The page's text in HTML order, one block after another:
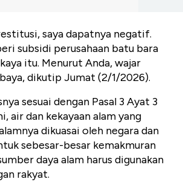
saya dapatnya negatif.
subsidi perusahaan batu bara
itu. Menurut Anda, wajar
dikutip Jumat (2/1/2026).
sesuai dengan Pasal 3 Ayat 3
air dan kekayaan alam yang
dikuasai oleh negara dan
sebesar-besar kemakmuran
daya alam harus digunakan
rakyat.